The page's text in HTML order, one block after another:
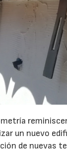
un nuevo
de nuevas